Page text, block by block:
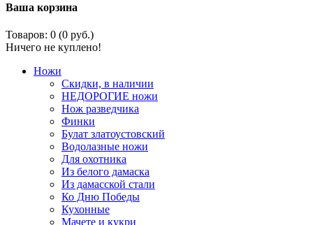
Ваша корзина
Товаров: 0 (0 руб.)
Ничего не куплено!
Ножи
Скидки, в наличии
НЕДОРОГИЕ ножи
Нож разведчика
Финки
Булат златоустовский
Водолазные ножи
Для охотника
Из белого дамаска
Из дамасской стали
Ко Дню Победы
Кухонные
Мачете и кукри